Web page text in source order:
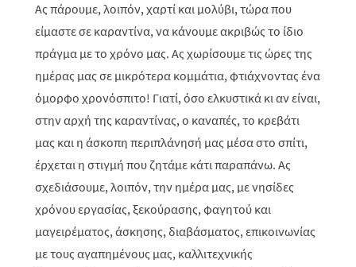
Ας πάρουμε, λοιπόν, χαρτί και μολύβι, τώρα που
είμαστε σε καραντίνα, να κάνουμε ακριβώς το ίδιο
πράγμα με το χρόνο μας. Ας χωρίσουμε τις ώρες της
ημέρας μας σε μικρότερα κομμάτια, φτιάχνοντας ένα
όμορφο χρονόσπιτο! Γιατί, όσο ελκυστικά κι αν είναι,
στην αρχή της καραντίνας, ο καναπές, το κρεβάτι
μας και η άσκοπη περιπλάνησή μας μέσα στο σπίτι,
έρχεται η στιγμή που ζητάμε κάτι παραπάνω. Ας
σχεδιάσουμε, λοιπόν, την ημέρα μας, με νησίδες
χρόνου εργασίας, ξεκούρασης, φαγητού και
μαγειρέματος, άσκησης, διαβάσματος, επικοινωνίας
με τους αγαπημένους μας, καλλιτεχνικής